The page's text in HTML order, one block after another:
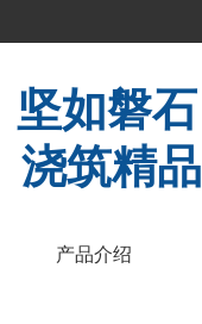
产品介绍
坚如磐石
浇筑精品